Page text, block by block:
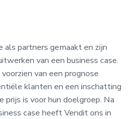
als partners gemaakt en zijn
van een business case.
van een prognose
klanten en een inschatting
is voor hun doelgroep. Na
case heeft Vendit ons in